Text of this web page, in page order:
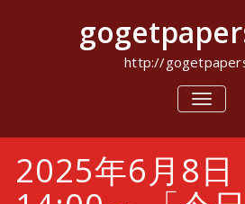
キ
http://
ナ
ビ
シ
ョ
ン
2025年6月8日